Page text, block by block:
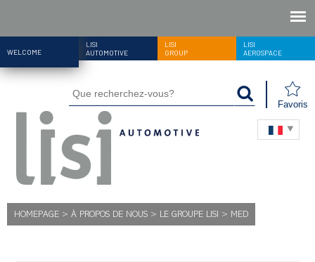
WELCOME
LISI
AUTOMOTIVE
LISI
GROUP
LISI
AEROSPACE
Favoris
HOMEPAGE > À PROPOS DE NOUS > LE GROUPE LISI > MED